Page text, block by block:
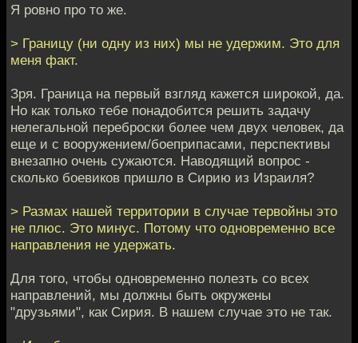
Я ровно про то же.
> Границу (ни одну из них) мы не удержим. Это для
меня факт.
Зря. Граница на первый взгляд кажется широкой, да.
Но как только тебе понадобится решить задачу
нелегальной переброски более чем двух человек, да
еще и с вооружением/боеприпасами, перспективы
внезапно очень сужаются. Наводящий вопрос -
сколько боевиков пришло в Сирию из Израиля?
> Размах нашей территории в случае тервойны это
не плюс. Это минус. Потому что одновременно все
направления не удержать.
Для того, чтобы одновременно полезть со всех
направлений, мы должны быть окружены
"друзьями", как Сирия. В нашем случае это не так.